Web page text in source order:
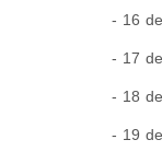
- 16
- 17
- 18
- 19